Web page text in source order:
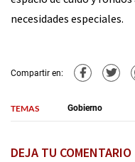
necesidades especiales.
Compartir en:
TEMAS Gobierno
DEJA TU COMENTARIO